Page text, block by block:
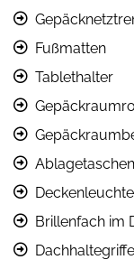
Fußmatten
Tablethalter
Ablagetaschen
Brillenfach im